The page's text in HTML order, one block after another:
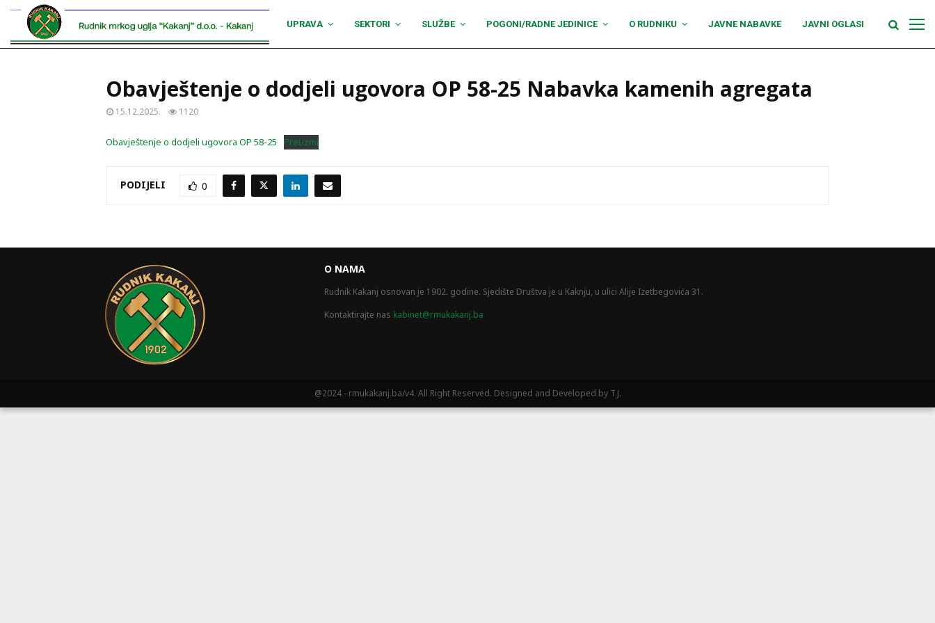
UPRAVA SEKTORI SLUŽBE POGONI/RADNE JEDINICE O RUDNIKU JAVNE NABAVKE JAVNI OGLASI
Obavještenje o dodjeli ugovora OP 58-25 Nabavka kamenih agregata
15.12.2025. 1120
Obavještenje o dodjeli ugovora OP 58-25 Preuzmi
PODIJELI 0
O NAMA
Rudnik Kakanj osnovan je 1902. godine. Sjedište Društva je u Kaknju, u ulici Alije Izetbegovića 31.
Kontaktirajte nas kabinet@rmukakanj.ba
@2024 - rmukakanj.ba/v4. All Right Reserved. Designed and Developed by T.J.